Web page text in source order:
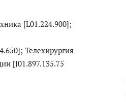
[L01.224.900];
Телехирургия
[J01.897.135.75